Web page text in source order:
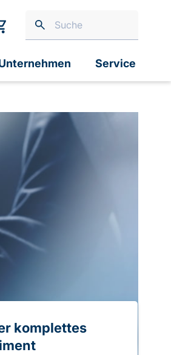
Service
komplettes